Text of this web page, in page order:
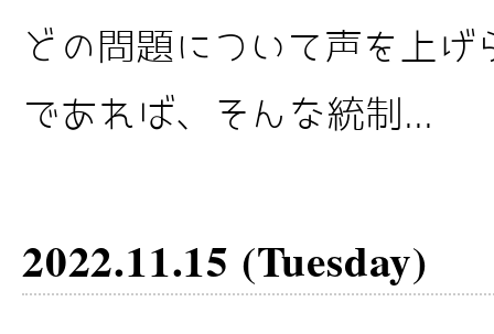
どの問題について声を上げ
であれば、そんな統制...
2022.11.15 (Tuesday)